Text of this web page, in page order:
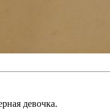
девочка.